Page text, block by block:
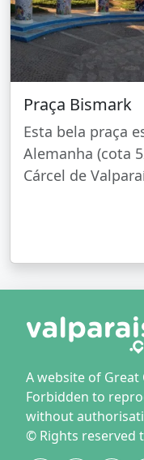
Praça Bismark
Esta bela praça
Alemanha (cota
Cárcel de
A website of Great
Forbidden to
without
© Rights reserved